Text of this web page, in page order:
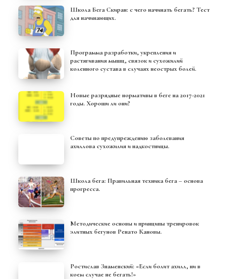
Школа Бега Скиран: с чего начинать бегать? Тест
для начинающих.
Программа разработки, укрепления и
растягивания мышц, связок и сухожилий
коленного сустава в случаях неострых болей.
Новые разрядные нормативы в беге на 2017-2021
годы. Хороши ли они?
Советы по предупреждению заболевания
ахиллова сухожилия и надкостницы.
Школа бега: Правильная техника бега – основа
прогресса.
Методические основы и принципы тренировок
элитных бегунов Ренато Кановы.
Ростислав Знаменский: «Если болит ахилл, ни в
коем случае не бегать!»